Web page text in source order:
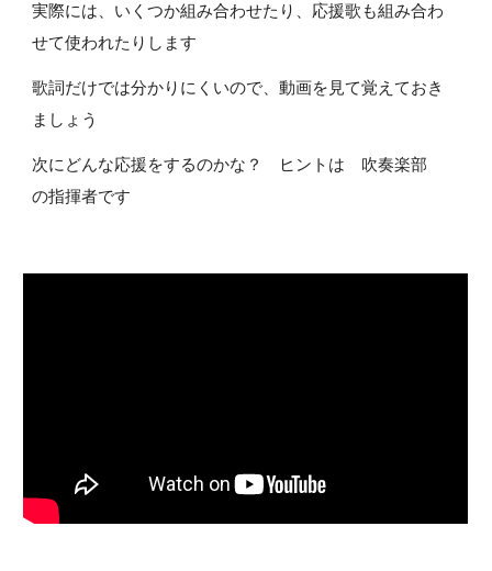
実際には、いくつか組み合わせたり、応援歌も組み合わ
せて使われたりします
歌詞だけでは分かりにくいので、動画を見て覚えておき
ましょう
次にどんな応援をするのかな？ ヒントは 吹奏楽部
の指揮者です